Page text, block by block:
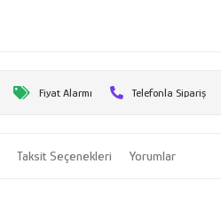
Fiyat Alarmı Telefonla Sipariş
Taksit Seçenekleri Yorumlar